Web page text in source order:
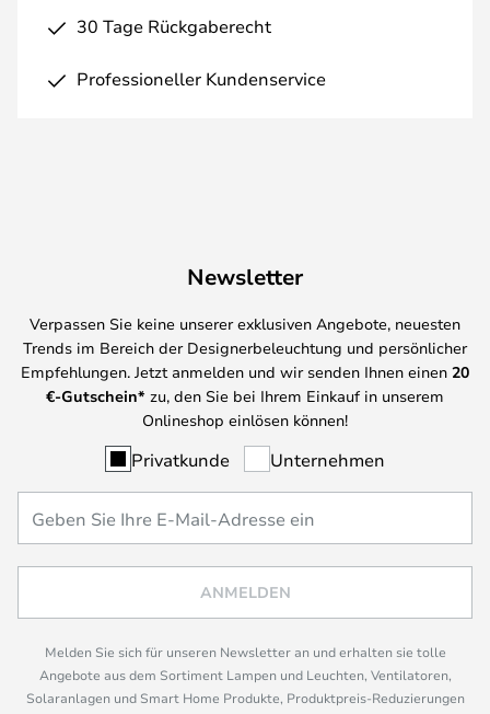
30 Tage Rückgaberecht
Professioneller Kundenservice
Newsletter
Verpassen Sie keine unserer exklusiven Angebote, neuesten
Trends im Bereich der Designerbeleuchtung und persönlicher
Empfehlungen. Jetzt anmelden und wir senden Ihnen einen 20
€-Gutschein* zu, den Sie bei Ihrem Einkauf in unserem
Onlineshop einlösen können!
Privatkunde Unternehmen
ANMELDEN
Melden Sie sich für unseren Newsletter an und erhalten sie tolle
Angebote aus dem Sortiment Lampen und Leuchten, Ventilatoren,
Solaranlagen und Smart Home Produkte, Produktpreis-Reduzierungen